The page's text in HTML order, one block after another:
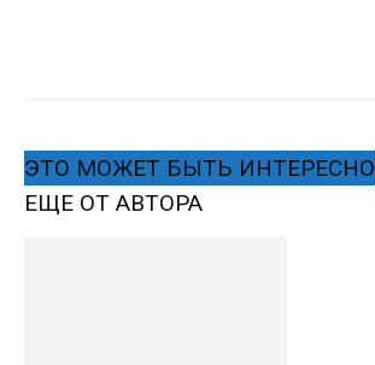
ЭТО МОЖЕТ БЫТЬ ИНТЕРЕСНО
ЕЩЕ ОТ АВТОРА